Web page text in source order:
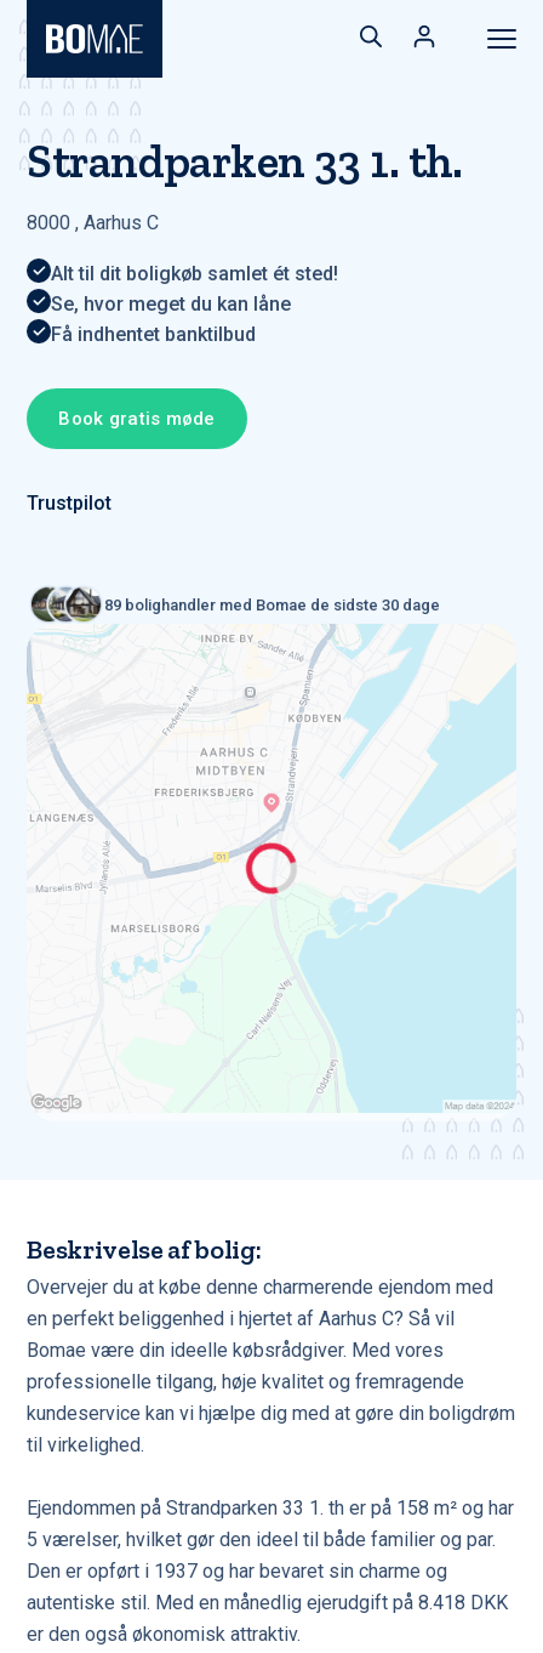
Strandparken 33 1. th.
8000 ,Aarhus C
Alt til dit boligkøb samlet ét sted!
Se, hvor meget du kan låne
Få indhentet banktilbud
Book gratis møde
Trustpilot
89 bolighandler med Bomae de sidste 30 dage
Beskrivelse af bolig:
Overvejer du at købe denne charmerende ejendom med
en perfekt beliggenhed i hjertet af Aarhus C? Så vil
Bomae være din ideelle købsrådgiver. Med vores
professionelle tilgang, høje kvalitet og fremragende
kundeservice kan vi hjælpe dig med at gøre din boligdrøm
til virkelighed.
Ejendommen på Strandparken 33 1. th er på 158 m² og har
5 værelser, hvilket gør den ideel til både familier og par.
Den er opført i 1937 og har bevaret sin charme og
autentiske stil. Med en månedlig ejerudgift på 8.418 DKK
er den også økonomisk attraktiv.